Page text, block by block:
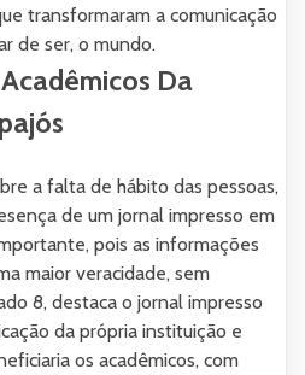
transformaram a comunicação
de ser, o mundo.
Da
a falta de hábito das pessoas,
de um jornal impresso em
pois as informações
maior veracidade, sem
8, destaca o jornal impresso
da própria instituição e
os acadêmicos, com